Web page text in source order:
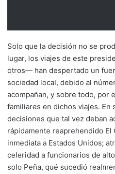
Solo que la decisión no se
lugar, los viajes de este
otros— han despertado un
sociedad local, debido al
acompañan, y sobre todo, por
familiares en dichos viajes. En
decisiones que tal vez deban
rápidamente reaprehendido El
inmediata a Estados Unidos;
celeridad a funcionarios de
solo Peña, qué sucedió